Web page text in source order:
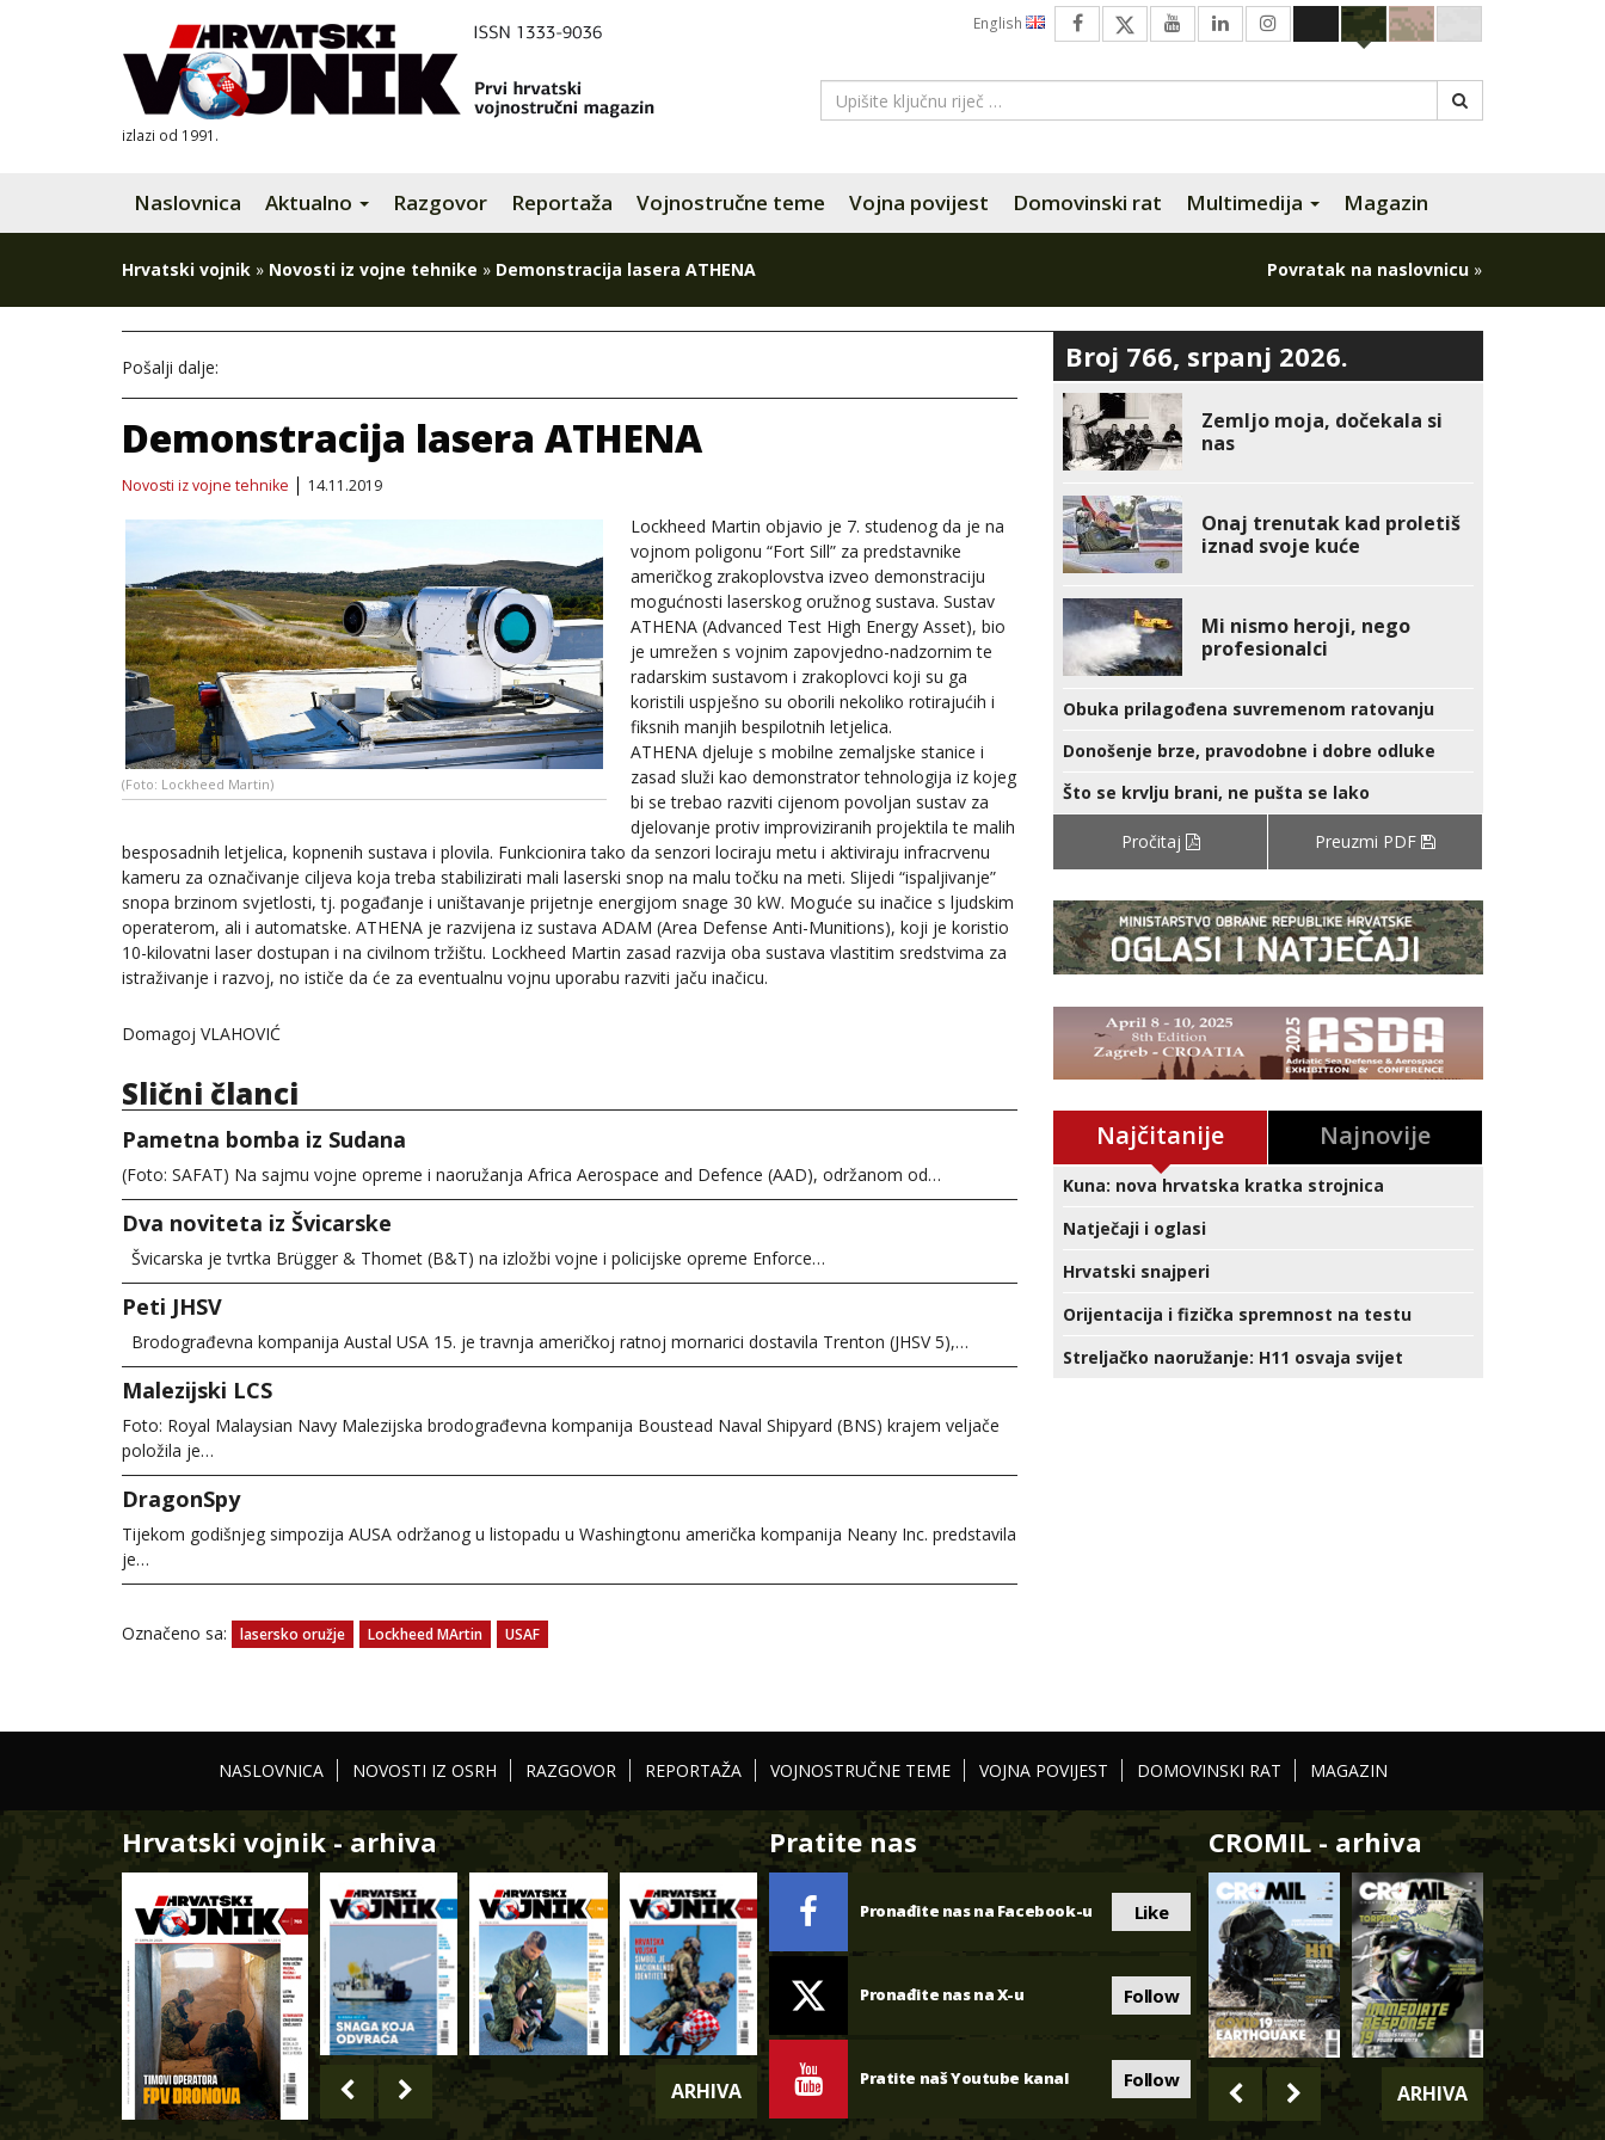
izlazi od 1991.
English
Naslovnica Aktualno Razgovor Reportaža Vojnostručne teme Vojna povijest Domovinski rat Multimedija Magazin
Hrvatski vojnik » Novosti iz vojne tehnike » Demonstracija lasera ATHENA Povratak na naslovnicu »
Pošalji dalje:
Demonstracija lasera ATHENA
Novosti iz vojne tehnike 14.11.2019
(Foto: Lockheed Martin)
Lockheed Martin objavio je 7. studenog da je na
vojnom poligonu “Fort Sill” za predstavnike
američkog zrakoplovstva izveo demonstraciju
mogućnosti laserskog oružnog sustava. Sustav
ATHENA (Advanced Test High Energy Asset), bio
je umrežen s vojnim zapovjedno-nadzornim te
radarskim sustavom i zrakoplovci koji su ga
koristili uspješno su oborili nekoliko rotirajućih i
fiksnih manjih bespilotnih letjelica.
ATHENA djeluje s mobilne zemaljske stanice i
zasad služi kao demonstrator tehnologija iz kojeg
bi se trebao razviti cijenom povoljan sustav za
djelovanje protiv improviziranih projektila te malih
besposadnih letjelica, kopnenih sustava i plovila. Funkcionira tako da senzori lociraju metu i aktiviraju infracrvenu
kameru za označivanje ciljeva koja treba stabilizirati mali laserski snop na malu točku na meti. Slijedi “ispaljivanje”
snopa brzinom svjetlosti, tj. pogađanje i uništavanje prijetnje energijom snage 30 kW. Moguće su inačice s ljudskim
operaterom, ali i automatske. ATHENA je razvijena iz sustava ADAM (Area Defense Anti-Munitions), koji je koristio
10-kilovatni laser dostupan i na civilnom tržištu. Lockheed Martin zasad razvija oba sustava vlastitim sredstvima za
istraživanje i razvoj, no ističe da će za eventualnu vojnu uporabu razviti jaču inačicu.
Domagoj VLAHOVIĆ
Slični članci
Pametna bomba iz Sudana
(Foto: SAFAT) Na sajmu vojne opreme i naoružanja Africa Aerospace and Defence (AAD), održanom od…
Dva noviteta iz Švicarske
Švicarska je tvrtka Brügger & Thomet (B&T) na izložbi vojne i policijske opreme Enforce…
Peti JHSV
Brodograđevna kompanija Austal USA 15. je travnja američkoj ratnoj mornarici dostavila Trenton (JHSV 5),…
Malezijski LCS
Foto: Royal Malaysian Navy Malezijska brodograđevna kompanija Boustead Naval Shipyard (BNS) krajem veljače
položila je…
DragonSpy
Tijekom godišnjeg simpozija AUSA održanog u listopadu u Washingtonu američka kompanija Neany Inc. predstavila
je…
Označeno sa: lasersko oružje Lockheed MArtin USAF
Broj 766, srpanj 2026.
Zemljo moja, dočekala si
nas
Onaj trenutak kad proletiš
iznad svoje kuće
Mi nismo heroji, nego
profesionalci
Obuka prilagođena suvremenom ratovanju
Donošenje brze, pravodobne i dobre odluke
Što se krvlju brani, ne pušta se lako
Pročitaj Preuzmi PDF
Najčitanije Najnovije
Kuna: nova hrvatska kratka strojnica
Natječaji i oglasi
Hrvatski snajperi
Orijentacija i fizička spremnost na testu
Streljačko naoružanje: H11 osvaja svijet
NASLOVNICA NOVOSTI IZ OSRH RAZGOVOR REPORTAŽA VOJNOSTRUČNE TEME VOJNA POVIJEST DOMOVINSKI RAT MAGAZIN
Hrvatski vojnik - arhiva
ARHIVA
Pratite nas
Pronađite nas na Facebook-u Like
Pronađite nas na X-u Follow
Pratite naš Youtube kanal Follow
CROMIL - arhiva
ARHIVA